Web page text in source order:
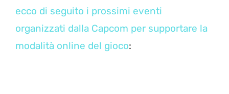
ecco di seguito i prossimi eventi
organizzati dalla Capcom per supportare la
modalità online del gioco: